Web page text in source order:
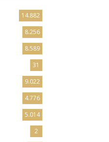
14.882
8.256
8.589
31
9.022
4.776
5.014
2